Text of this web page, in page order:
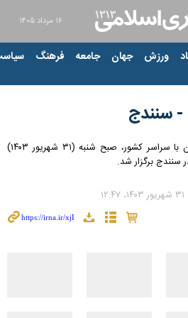
۱۶ مرداد ۱۴۰۵
ورزش جهان جامعه فرهنگ
- سنندج
مراسم رژه نیروهای مسلح همزمان با سراسر کشور، صبح شنبه (۳۱ شهریور ۱۴۰۳)
سنندج برگزار شد.
۳۱ شهریور ۱۴۰۳، ۱۲:۴۷